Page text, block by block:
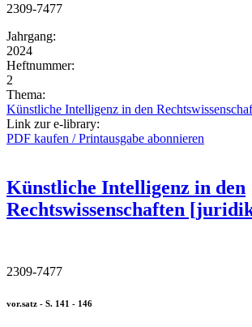
2309-7477
Jahrgang:
2024
Heftnummer:
2
Thema:
Künstliche Intelligenz in den
Link zur e-library:
PDF kaufen / Printausgabe abonnieren
Künstliche Intelligenz in den
Rechtswissenschaften
2309-7477
vor.satz - S. 141 - 146